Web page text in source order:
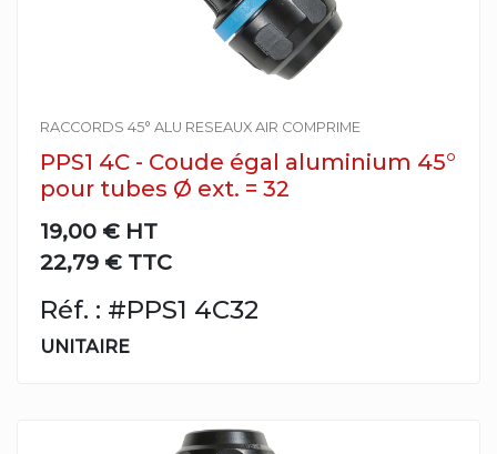
RACCORDS 45° ALU RESEAUX AIR COMPRIME
PPS1 4C - Coude égal aluminium 45°
pour tubes Ø ext. = 32
19,00 € HT
22,79 € TTC
Réf. : #PPS1 4C32
UNITAIRE